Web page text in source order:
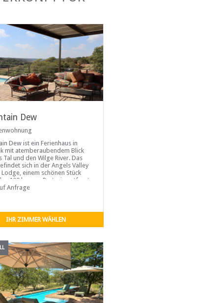
Dew
Dew ist ein Ferienhaus in
mit atemberaubendem Blick
Tal und den Wilge River. Das
sich in der Angels Valley
einem schönen Stück
120 km von Pretoria entfernt
Dew ist ein Ferienhaus
Anfrage
IHR ZIMMER WÄHLEN